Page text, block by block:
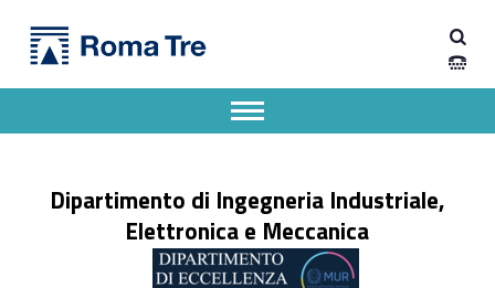
Edizione del 25 Novembre 2025 - Dipartimento di Ingegneria Industriale, Elettronica e Meccanica
Dipartimento di Ingegneria Industriale, Elettronica e Meccanica dell'Università degli Studi Roma Tre
Dipartimento di Ingegneria Industriale,
Elettronica e Meccanica
Apri il menu secondario
Header info sidebar